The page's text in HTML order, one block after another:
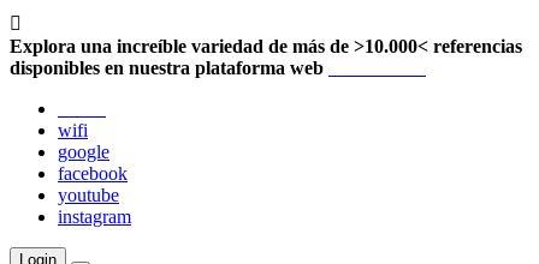

Explora una increíble variedad de más de >10.000< referencias
disponibles en nuestra plataforma web
wifi
google
facebook
youtube
instagram
Login